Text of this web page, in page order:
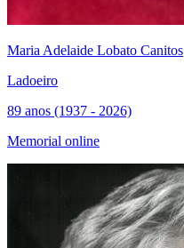
Maria Adelaide Lobato Canitos
Ladoeiro
89 anos (1937 - 2026)
Memorial online